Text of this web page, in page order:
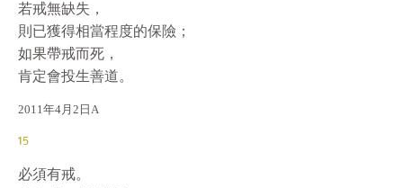
若戒無缺失，
則已獲得相當程度的保險；
如果帶戒而死，
肯定會投生善道。
2011年4月2日A
15
必須有戒。